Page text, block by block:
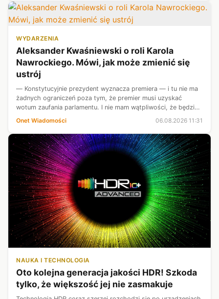
WYDARZENIA
Aleksander Kwaśniewski o roli Karola
Nawrockiego. Mówi, jak może zmienić się
ustrój
— Konstytucyjnie prezydent wyznacza premiera — i tu nie ma
żadnych ograniczeń poza tym, że premier musi uzyskać
wotum zaufania parlamentu. I nie mam wątpliwości, że będzie
to człowiek Karola Nawrockiego. A jeśli to się uda i on
Onet Wiadomości 06.08.2026 11:31
NAUKA I TECHNOLOGIA
Oto kolejna generacja jakości HDR! Szkoda
tylko, że większość jej nie zasmakuje